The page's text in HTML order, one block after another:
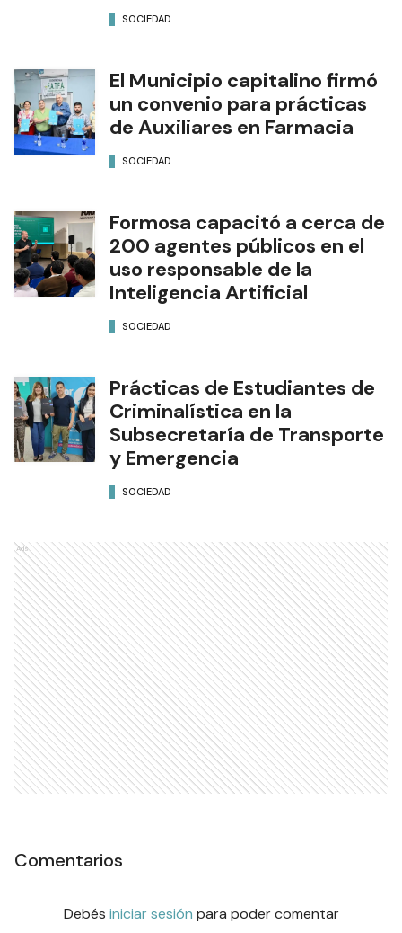
SOCIEDAD
El Municipio capitalino firmó
un convenio para prácticas
de Auxiliares en Farmacia
SOCIEDAD
Formosa capacitó a cerca de
200 agentes públicos en el
uso responsable de la
Inteligencia Artificial
SOCIEDAD
Prácticas de Estudiantes de
Criminalística en la
Subsecretaría de Transporte
y Emergencia
SOCIEDAD
Ads
Comentarios
Debés iniciar sesión para poder comentar